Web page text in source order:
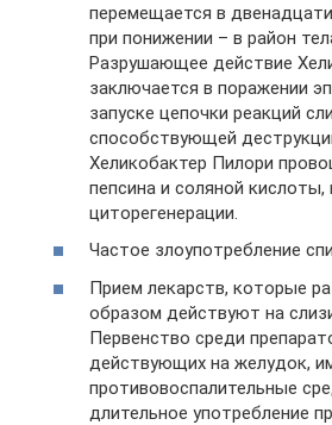
перемещается в
при понижении – в район
Разрушающее действие
заключается в поражении
запуске цепочки реакций
способствующей
Хеликобактер Пилори
пепсина и соляной
циторегенерации.
Частое злоупотребление
Прием лекарств, которые
образом действуют на
Первенство среди
действующих на желудок,
противовоспалительные
длительное употребление